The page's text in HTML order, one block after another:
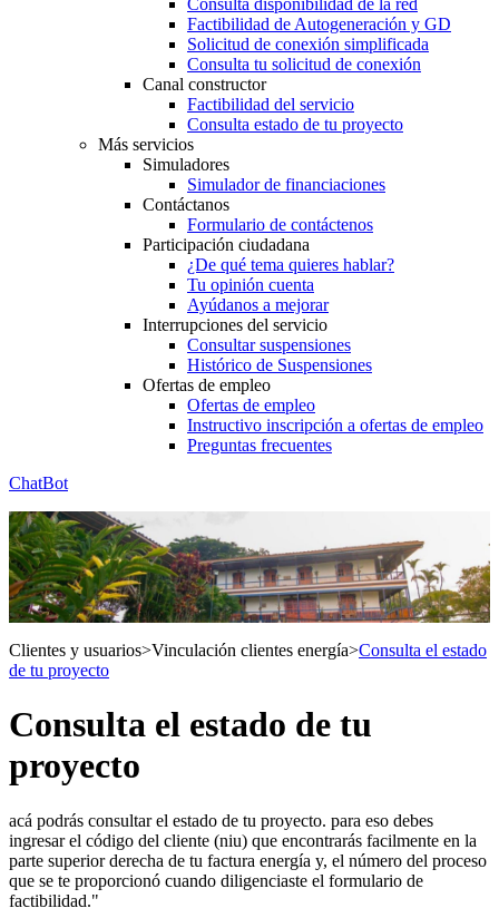
Consulta disponibilidad de la red
Factibilidad de Autogeneración y GD
Solicitud de conexión simplificada
Consulta tu solicitud de conexión
Canal constructor
Factibilidad del servicio
Consulta estado de tu proyecto
Más servicios
Simuladores
Simulador de financiaciones
Contáctanos
Formulario de contáctenos
Participación ciudadana
¿De qué tema quieres hablar?
Tu opinión cuenta
Ayúdanos a mejorar
Interrupciones del servicio
Consultar suspensiones
Histórico de Suspensiones
Ofertas de empleo
Ofertas de empleo
Instructivo inscripción a ofertas de empleo
Preguntas frecuentes
ChatBot
Clientes y usuarios>Vinculación clientes energía>Consulta el estado
de tu proyecto
Consulta el estado de tu
proyecto
acá podrás consultar el estado de tu proyecto. para eso debes
ingresar el código del cliente (niu) que encontrarás facilmente en la
parte superior derecha de tu factura energía y, el número del proceso
que se te proporcionó cuando diligenciaste el formulario de
factibilidad."